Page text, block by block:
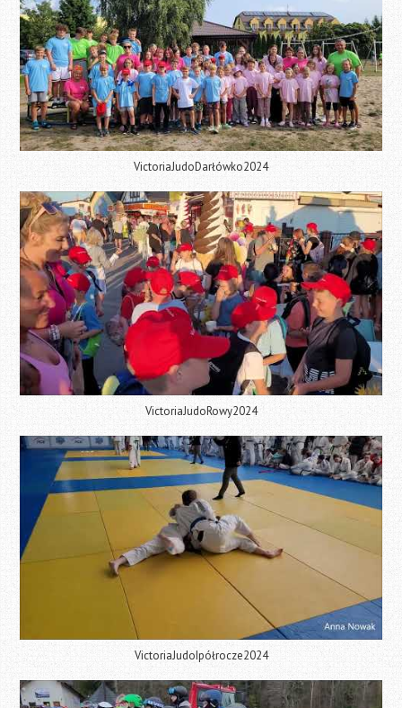
VictoriaJudoDarłówko2024
VictoriaJudoRowy2024
VictoriaJudoIpółrocze2024